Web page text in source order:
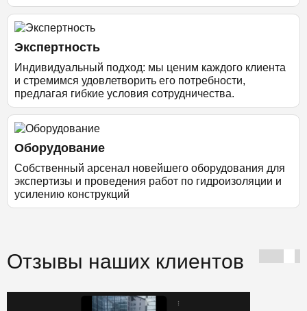
Экспертность
Индивидуальный подход: мы ценим каждого клиента
и стремимся удовлетворить его потребности,
предлагая гибкие условия сотрудничества.
Оборудование
Собственный арсенал новейшего оборудования для
экспертизы и проведения работ по гидроизоляции и
усилению конструкций
Отзывы наших клиентов